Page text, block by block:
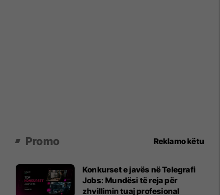
Promo Reklamo këtu
Konkurset e javës në Telegrafi
Jobs: Mundësi të reja për
zhvillimin tuaj profesional